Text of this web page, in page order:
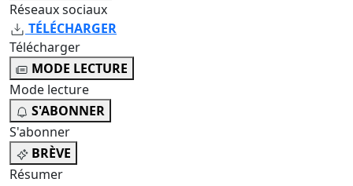
Réseaux sociaux
TÉLÉCHARGER
Télécharger
MODE LECTURE
Mode lecture
S'ABONNER
S'abonner
BRÈVE
Résumer